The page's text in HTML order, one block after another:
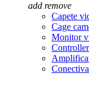
add remove
Capete
Cage
Monitor